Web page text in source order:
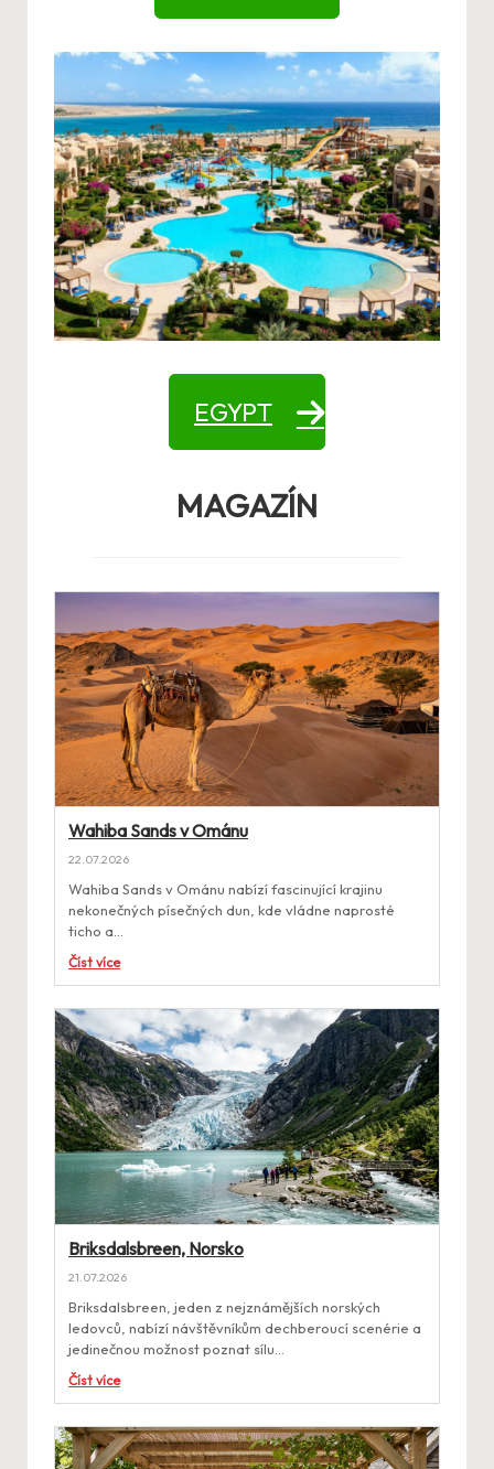
EGYPT
MAGAZÍN
Wahiba Sands v Ománu
22.07.2026
Wahiba Sands v Ománu nabízí fascinující krajinu
nekonečných písečných dun, kde vládne naprosté
ticho a…
Číst více
Briksdalsbreen, Norsko
21.07.2026
Briksdalsbreen, jeden z nejznámějších norských
ledovců, nabízí návštěvníkům dechberoucí scenérie a
jedinečnou možnost poznat sílu…
Číst více